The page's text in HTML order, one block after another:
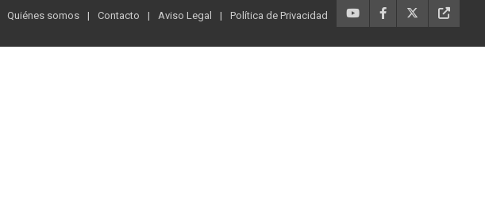
Quiénes somos Contacto Aviso Legal Política de Privacidad